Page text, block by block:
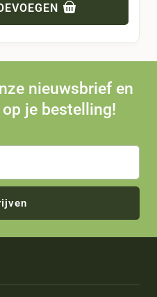
nieuwsbrief en
je bestelling!